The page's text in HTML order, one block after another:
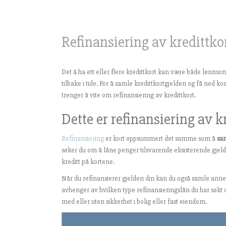
Refinansiering av
Det å ha ett eller flere kredittkort kan være både
tilbake i tide. For å samle kredittkortgjelden og få ned
trenger å vite om refinansiering av kredittkort.
Dette er refinansiering av
Refinansiering er kort oppsummert det samme som å
søker du om å låne penger tilsvarende eksisterende
kreditt på kortene.
Når du refinansierer gjelden din kan du også samle
avhenger av hvilken type refinansieringslån du har
med eller uten sikkerhet i bolig eller fast eiendom.